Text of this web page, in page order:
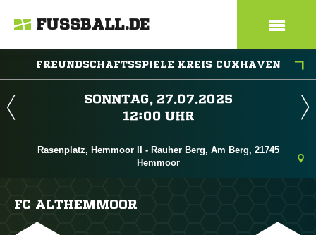
FUSSBALL.DE
FREUNDSCHAFTSSPIELE KREIS CUXHAVEN
 
 
Rasenplatz, Hemmoor II - Rauher Berg, Am Berg, 21745
Hemmoor
FC ALTHEMMOOR